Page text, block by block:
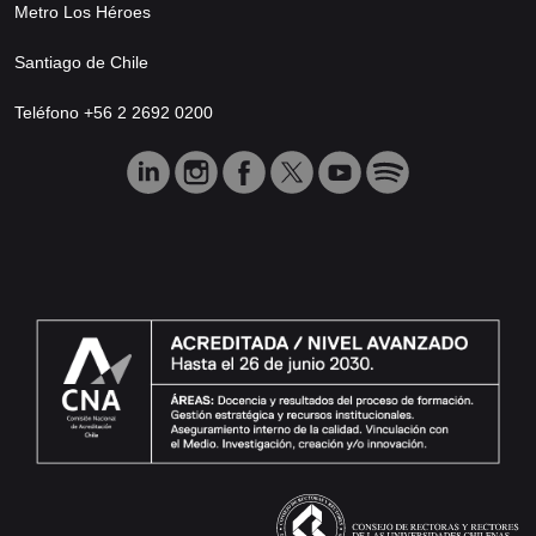
Metro Los Héroes
Santiago de Chile
Teléfono +56 2 2692 0200